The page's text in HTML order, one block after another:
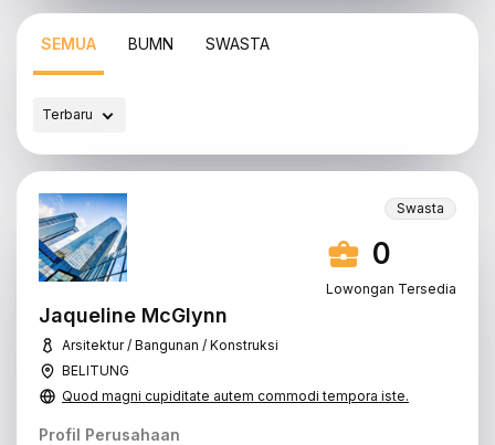
SEMUA BUMN SWASTA
Terbaru
Swasta
0
Lowongan Tersedia
Jaqueline McGlynn
Arsitektur / Bangunan / Konstruksi
BELITUNG
Quod magni cupiditate autem commodi tempora iste.
Profil Perusahaan